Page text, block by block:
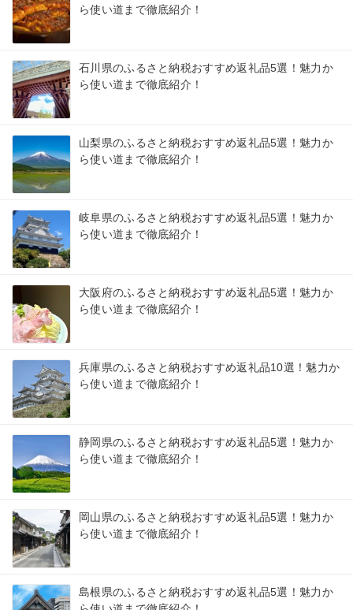
ら使い道まで徹底紹介！
石川県のふるさと納税おすすめ返礼品5選！魅力か
ら使い道まで徹底紹介！
山梨県のふるさと納税おすすめ返礼品5選！魅力か
ら使い道まで徹底紹介！
岐阜県のふるさと納税おすすめ返礼品5選！魅力か
ら使い道まで徹底紹介！
大阪府のふるさと納税おすすめ返礼品5選！魅力か
ら使い道まで徹底紹介！
兵庫県のふるさと納税おすすめ返礼品10選！魅力か
ら使い道まで徹底紹介！
静岡県のふるさと納税おすすめ返礼品5選！魅力か
ら使い道まで徹底紹介！
岡山県のふるさと納税おすすめ返礼品5選！魅力か
ら使い道まで徹底紹介！
島根県のふるさと納税おすすめ返礼品5選！魅力か